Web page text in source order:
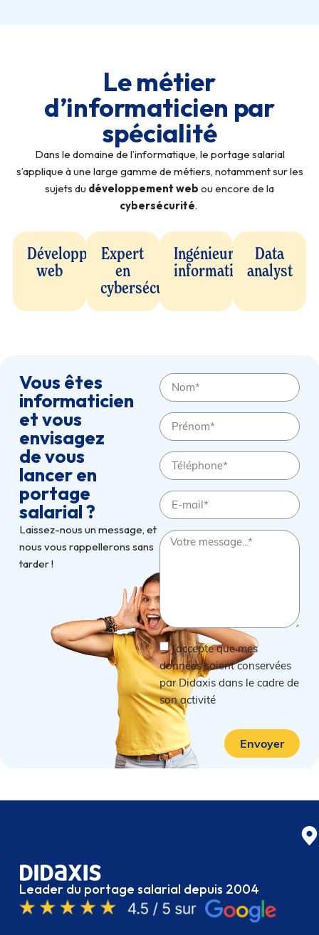
Le métier
d’informaticien par
spécialité
Dans le domaine de l’informatique, le portage salarial
s’applique à une large gamme de métiers, notamment sur les
sujets du développement web ou encore de la
cybersécurité.
Développeur
web
Expert
en
cybersécurité
Ingénieur
informatique
Data
analyst
Vous êtes
informaticien
et vous
envisagez
de vous
lancer en
portage
salarial ?
Laissez-nous un message, et
nous vous rappellerons sans
tarder !
J’accepte que mes
données soient conservées
par Didaxis dans le cadre de
son activité
Envoyer
Leader du portage salarial depuis 2004